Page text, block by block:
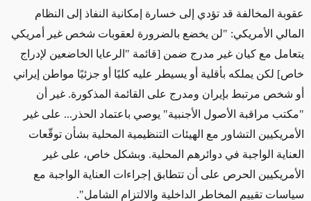
عقوبة المخالفة قد تؤدي إلى خسارة إمكانية النفاذ إلى النظام
المالي الأمريكي: "لن يخضع بالضرورة لعقوبات شخص غير أمريكي
يتعامل مع كيان غير مدرج ضمن [قائمة "الرعايا الخاضعين لإدراج
خاص] لكن يملكه بأقلية أو يسيطر عليه كليًا أو جزئيًا مواطن إيراني
أو شخص مرتبط بإيران ومدرج على القائمة المذكورة. غير أن
"مكتب مراقبة الأصول الأجنبية" يوصي باعتماد الحذر... على غير
الأمريكيين التشاور مع الهيئات التنظيمية المحلية بشأن توقّعات
العناية الواجبة في دوائرهم المحلية. وبشكل خاص، على غير
الأمريكيين الحرص على أن تتطابق إجراءات العناية الواجبة مع
سياسات تقييم المخاطر الداخلية والالتزام الشامل".